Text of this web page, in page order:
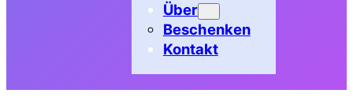
Über
Beschenken
Kontakt